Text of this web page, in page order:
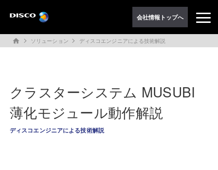
会社情報トップへ
home ソリューション ディスコエンジニアによる技術解説
クラスターシステム MUSUBI
薄化モジュール動作解説
ディスコエンジニアによる技術解説